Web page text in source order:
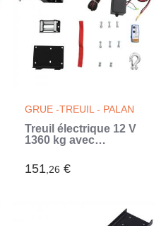
GRUE -TREUIL - PALAN
Treuil électrique 12 V
1360 kg avec
fil
151,26 €